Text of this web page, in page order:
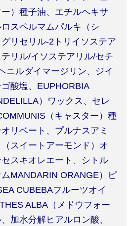
）種子油、エチルヘキサ
スペルマムパルキ（シ
リセリル-2 トリイソステア
リル/イソステアリル/セチ
ニルダイマージリン、ジイ
酸塩、 EUPHORBIA
）ワックス、セレ
（キャスター）種
リベート、プルナスアミ
スイートアーモンド）オ
スキオレエート、シトル
MANDARIN ORANGE）ピ
CUBEBAフルーツオイ
ALBA （メドウフォー
加水分解ヒアルロン酸、